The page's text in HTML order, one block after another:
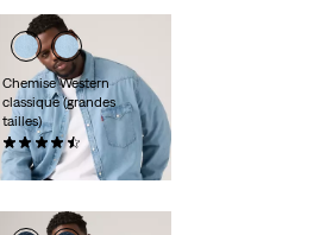
Chemise Western
classique (grandes
tailles)
(28)
85,00 €